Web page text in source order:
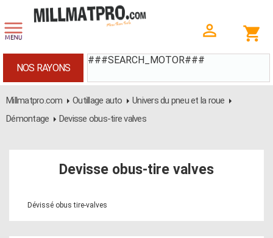
###SEARCH_MOTOR###
NOS RAYONS
Millmatpro.com Outillage auto
Univers du pneu et la roue
Démontage
Devisse obus-tire valves
Devisse obus-tire valves
Dévissé obus tire-valves